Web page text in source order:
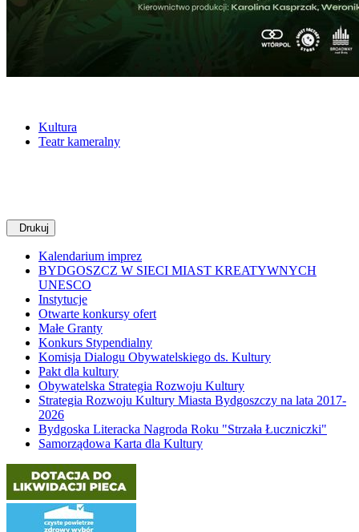
Kultura
Teatr kameralny
Drukuj
Kalendarium imprez
BYDGOSZCZ W SIECI MIAST KREATYWNYCH
UNESCO
Instytucje
Otwarte konkursy ofert
Małe Granty
Konkurs Stypendialny
Komisja Dialogu Obywatelskiego ds. Kultury
Pakt dla kultury
Obywatelska Strategia Rozwoju Kultury
Strategia Rozwoju Kultury Miasta Bydgoszczy na lata 2017-
2026
Bydgoska Literacka Nagroda Roku "Strzała Łuczniczki"
Samorządowa Karta dla Kultury